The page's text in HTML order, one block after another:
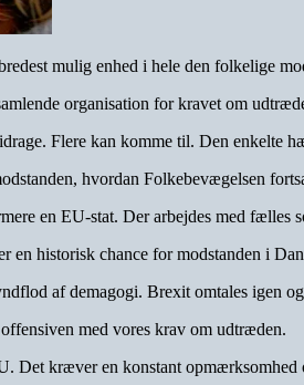
mulig enhed i hele den folkelige
organisation for kravet om
Flere kan komme til. Den enkelte
hvordan Folkebevægelsen
en EU-stat. Der arbejdes med
historisk chance for modstanden i
af demagogi. Brexit omtales igen
med vores krav om udtræden.
Det kræver en konstant